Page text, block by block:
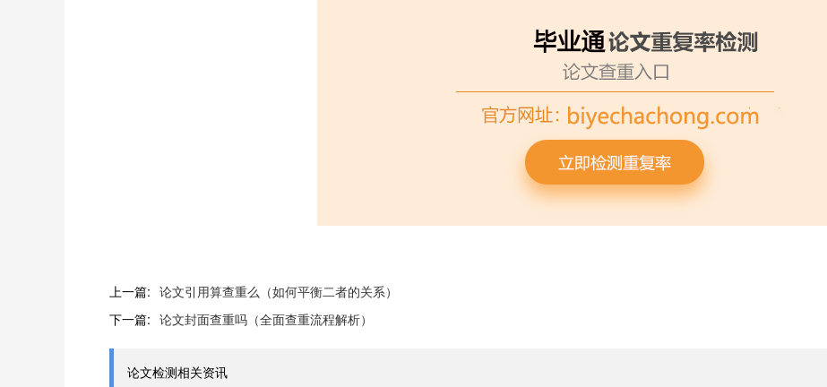
上一篇: 论文引用算查重么（如何平衡二者的关系）
下一篇: 论文封面查重吗（全面查重流程解析）
论文检测相关资讯